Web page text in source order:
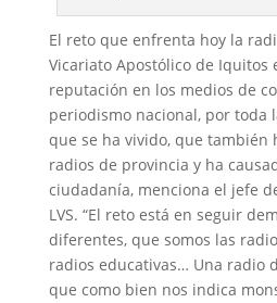
El reto que enfrenta hoy la
Vicariato Apostólico de Iquitos
reputación en los medios de
periodismo nacional, por toda
que se ha vivido, que también
radios de provincia y ha
ciudadanía, menciona el jefe
LVS. “El reto está en seguir
diferentes, que somos las
radios educativas… Una radio
que como bien nos indica